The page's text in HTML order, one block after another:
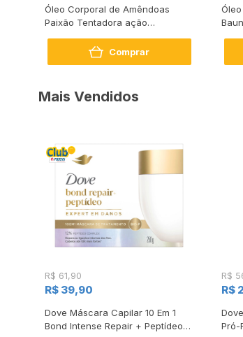
Óleo Corporal de Amêndoas
Paixão Tentadora ação
desodorante 100ml
Comprar
Mais Vendidos
R$ 61,90
R$ 39,90
Dove Máscara Capilar 10 Em 1
Bond Intense Repair + Peptídeo
R$
R$
Pró-